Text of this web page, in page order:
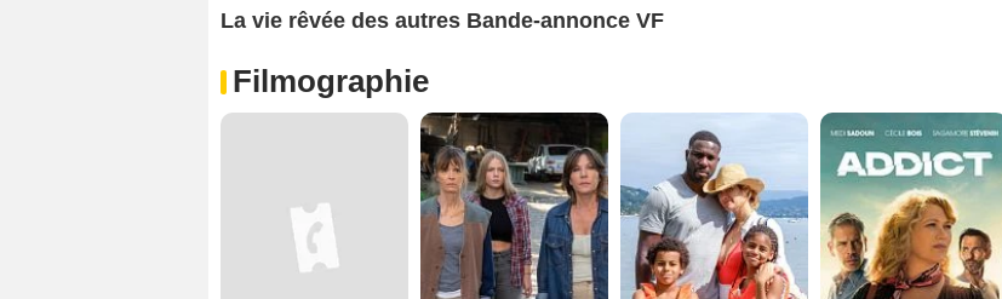
La vie rêvée des autres Bande-annonce VF
Filmographie